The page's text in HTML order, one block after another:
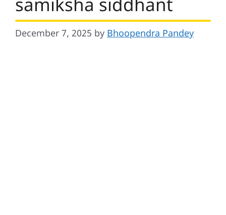
samiksha siddhant
December 7, 2025 by Bhoopendra Pandey